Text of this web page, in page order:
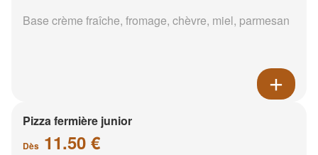
Base crème fraîche, fromage, chèvre, miel, parmesan
Pizza fermière junior
Dès 11.50 €